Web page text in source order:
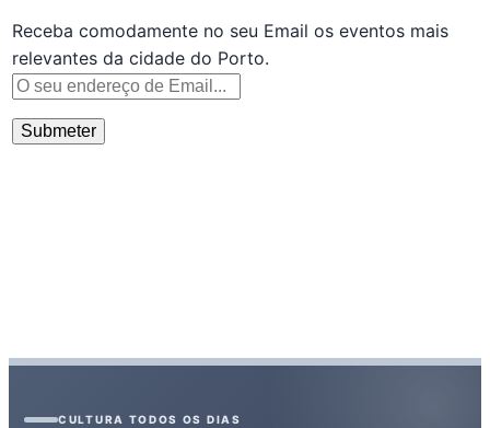
Receba comodamente no seu Email os eventos mais
relevantes da cidade do Porto.
CULTURA TODOS OS DIAS